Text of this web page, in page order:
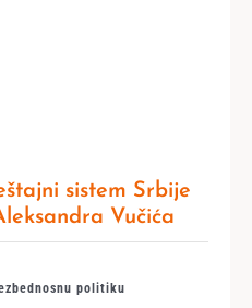
sistem Srbije
Vučića
politiku